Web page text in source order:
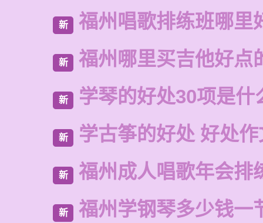
新 福州唱歌排练班哪里
新 福州哪里买吉他好点
新 学琴的好处30项是什
新 学古筝的好处 好处作
新 福州成人唱歌年会排
新 福州学钢琴多少钱一